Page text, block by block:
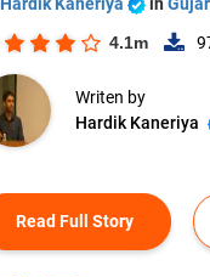
4.1m
Writen by
Hardik Kaneriya
Read Full Story